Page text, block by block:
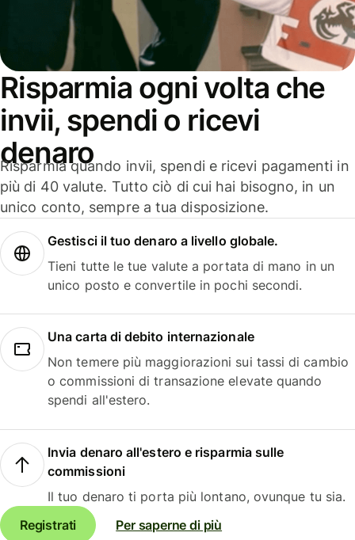
Risparmia ogni volta che
invii, spendi o ricevi
denaro
Risparmia quando invii, spendi e ricevi pagamenti in
più di 40 valute. Tutto ciò di cui hai bisogno, in un
unico conto, sempre a tua disposizione.
Gestisci il tuo denaro a livello globale.
Tieni tutte le tue valute a portata di mano in un
unico posto e convertile in pochi secondi.
Una carta di debito internazionale
Non temere più maggiorazioni sui tassi di cambio
o commissioni di transazione elevate quando
spendi all'estero.
Invia denaro all'estero e risparmia sulle
commissioni
Il tuo denaro ti porta più lontano, ovunque tu sia.
Registrati
Per saperne di più